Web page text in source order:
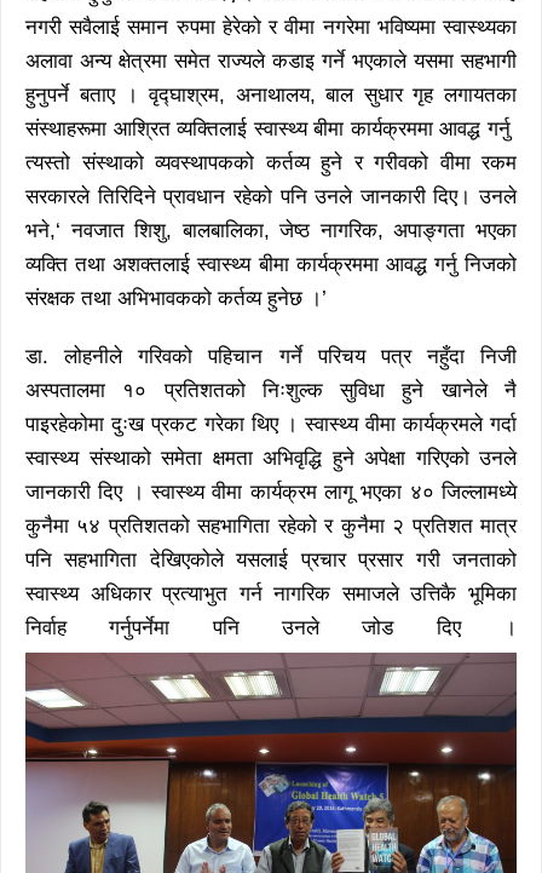
नगरी सवैलाई समान रुपमा हेरेको र वीमा नगरेमा भविष्यमा स्वास्थ्यका
अलावा अन्य क्षेत्रमा समेत राज्यले कडाइ गर्ने भएकाले यसमा सहभागी
हुनुपर्ने बताए । वृद्घाश्रम, अनाथालय, बाल सुधार गृह लगायतका
संस्थाहरूमा आश्रित व्यक्तिलाई स्वास्थ्य बीमा कार्यक्रममा आवद्ध गर्नु
त्यस्तो संस्थाको व्यवस्थापकको कर्तव्य हुने र गरीवको वीमा रकम
सरकारले तिरिदिने प्रावधान रहेको पनि उनले जानकारी दिए। उनले
भने,‘ नवजात शिशु, बालबालिका, जेष्ठ नागरिक, अपाङ्गता भएका
व्यक्ति तथा अशक्तलाई स्वास्थ्य बीमा कार्यक्रममा आवद्ध गर्नु निजको
संरक्षक तथा अभिभावकको कर्तव्य हुनेछ ।’
डा. लोहनीले गरिवको पहिचान गर्ने परिचय पत्र नहुँदा निजी
अस्पतालमा १० प्रतिशतको निःशुल्क सुविधा हुने खानेले नै
पाइरहेकोमा दुःख प्रकट गरेका थिए । स्वास्थ्य वीमा कार्यक्रमले गर्दा
स्वास्थ्य संस्थाको समेता क्षमता अभिवृद्धि हुने अपेक्षा गरिएको उनले
जानकारी दिए । स्वास्थ्य वीमा कार्यक्रम लागू भएका ४० जिल्लामध्ये
कुनैमा ५४ प्रतिशतको सहभागिता रहेको र कुनैमा २ प्रतिशत मात्र
पनि सहभागिता देखिएकोले यसलाई प्रचार प्रसार गरी जनताको
स्वास्थ्य अधिकार प्रत्याभुत गर्न नागरिक समाजले उत्तिकै भूमिका
निर्वाह गर्नुपर्नेमा पनि उनले जोड दिए ।